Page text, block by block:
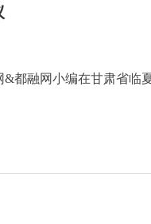
&都融网小编在甘肃省临